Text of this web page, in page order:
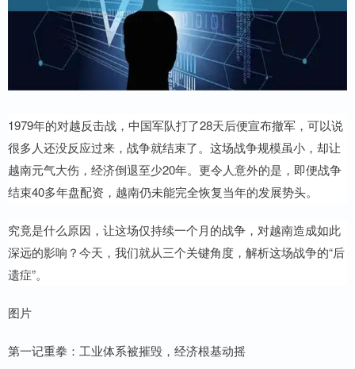
1979年的对越反击战，中国军队打了28天后便宣布撤军，可以说
很多人还没反应过来，战争就结束了。这场战争规模虽小，却让
越南元气大伤，经济倒退至少20年。更令人意外的是，即便战争
结束40多年盘配资，越南仍未能完全恢复当年的发展势头。
究竟是什么原因，让这场仅持续一个月的战争，对越南造成如此
深远的影响？今天，我们就从三个关键角度，解析这场战争的“后
遗症”。
图片
第一记重拳：工业体系被摧毁，经济根基动摇